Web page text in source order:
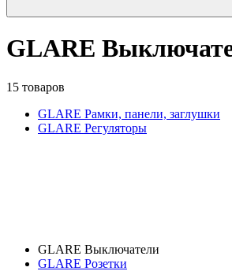
GLARE
15 товаров
GLARE Рамки, панели, заглушки
GLARE Регуляторы
GLARE Выключатели
GLARE Розетки